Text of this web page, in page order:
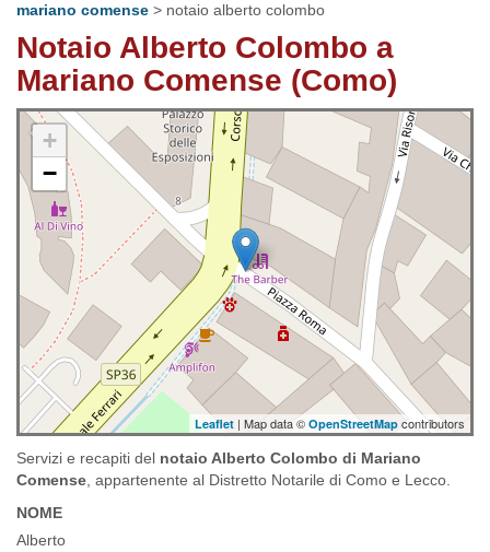
mariano comense > notaio alberto colombo
Notaio Alberto Colombo a
Mariano Comense (Como)
+
−
Leaflet | Map data © OpenStreetMap contributors
Servizi e recapiti del notaio Alberto Colombo di Mariano
Comense , appartenente al Distretto Notarile di Como e Lecco.
NOME
Alberto